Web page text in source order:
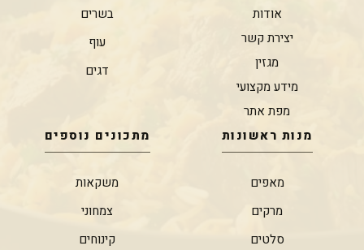
אודות
יצירת קשר
מגזין
מידע מקצועי
מפת אתר
בשרים
עוף
דגים
מנות ראשונות
מאפים
מרקים
סלטים
מתכונים נוספים
משקאות
צמחוני
קינוחים